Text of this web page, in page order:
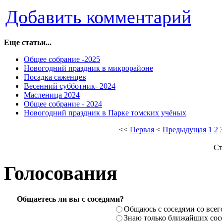
Добавить комментарий
Еще статьи...
Общее собрание -2025
Новогодний праздник в микрорайоне
Посадка саженцев
Весенний субботник- 2024
Масленица 2024
Общее собрание - 2024
Новогодний праздник в Парке томских учёных
<< Первая < Предыдущая 1 2
Голосования
Общаетесь ли вы с соседями?
Общаюсь с соседями со
Знаю только ближайших